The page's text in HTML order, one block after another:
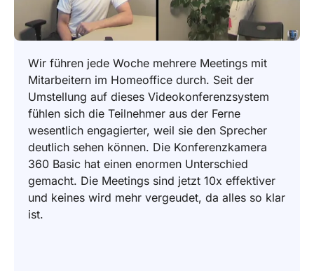
alle Kosten, die im Rahmen dieser Rückgabe oder
Umtausch anfallen, einschließlich Versand.
Garantieforderungen bei qualitätsbezogenen
Problemen:
Wir bieten unseren Kunden einen 12-monatigen
Garantieservice an.
Wir führen jede Woche mehrere Meetings mit
Mitarbeitern im Homeoffice durch. Seit der
Umstellung auf dieses Videokonferenzsystem
fühlen sich die Teilnehmer aus der Ferne
wesentlich engagierter, weil sie den Sprecher
deutlich sehen können. Die Konferenzkamera
360 Basic hat einen enormen Unterschied
gemacht. Die Meetings sind jetzt 10x effektiver
und keines wird mehr vergeudet, da alles so klar
ist.